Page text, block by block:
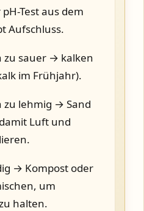
Test aus dem
Aufschluss.
zu sauer → kalken
im Frühjahr).
zu lehmig → Sand
Luft und
→ Kompost oder
um
halten.